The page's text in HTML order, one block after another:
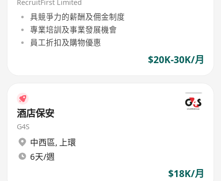
RecruitFirst Limited
具競爭力的薪酬及佣金制度
專業培訓及事業發展機會
員工折扣及購物優惠
$20K-30K/月
酒店保安
G4S
中西區, 上環
6天/週
$18K/月